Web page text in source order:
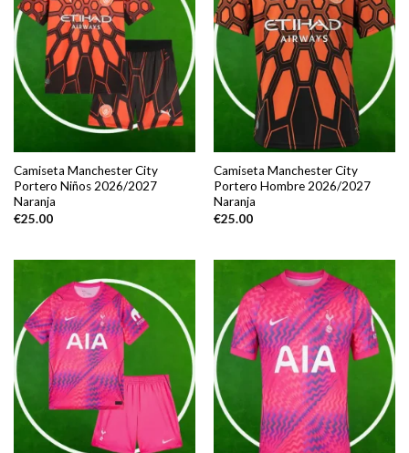
Camiseta Manchester City
Portero Niños 2026/2027
Naranja
€25.00
Camiseta Manchester City
Portero Hombre 2026/2027
Naranja
€25.00